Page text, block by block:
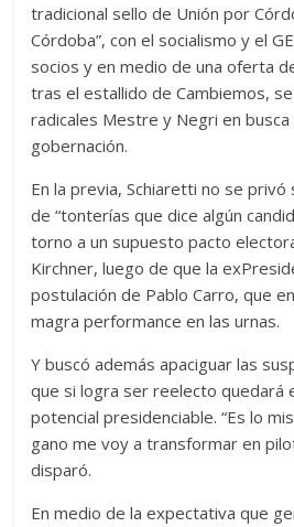
tradicional sello de Unión por
Córdoba”, con el socialismo y el
socios y en medio de una oferta
tras el estallido de Cambiemos,
radicales Mestre y Negri en
gobernación.
En la previa, Schiaretti no se
de “tonterías que dice algún
torno a un supuesto pacto
Kirchner, luego de que la
postulación de Pablo Carro, que
magra performance en las urnas.
Y buscó además apaciguar las
que si logra ser reelecto quedará
potencial presidenciable. “Es lo
gano me voy a transformar en
disparó.
En medio de la expectativa que